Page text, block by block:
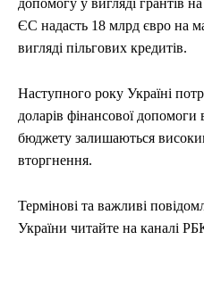
допомогу у вигляді грантів
ЄС надасть 18 млрд євро на
вигляді пільгових кредитів.
Наступного року Україні
доларів фінансової
бюджету залишаються
вторгнення.
Термінові та важливі
України читайте на каналі